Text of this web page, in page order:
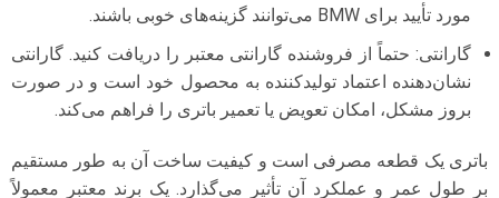
مورد تأیید برای BMW می‌توانند گزینه‌های خوبی باشند.
گارانتی: حتماً از فروشنده گارانتی معتبر را دریافت کنید. گارانتی
نشان‌دهنده اعتماد تولیدکننده به محصول خود است و در صورت
بروز مشکل، امکان تعویض یا تعمیر باتری را فراهم می‌کند.
باتری یک قطعه مصرفی است و کیفیت ساخت آن به طور مستقیم
بر طول عمر و عملکرد آن تأثیر می‌گذارد. یک برند معتبر معمولاً